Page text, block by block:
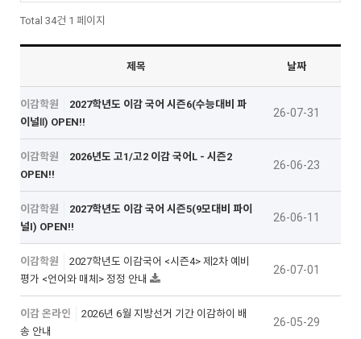
Total 34건 1 페이지
제목 날짜
이감학원
2027학년도 이감 국어 시즌6(수능대비 파
이널Ⅱ) OPEN!!
26-07-31
이감학원
2026년도 고1/고2 이감 국어L - 시즌2
OPEN!!
26-06-23
이감학원
2027학년도 이감 국어 시즌5(9모대비 파이
널I) OPEN!!
26-06-11
이감학원
2027학년도 이감국어 <시즌4> 제2차 예비
평가 <언어와 매체> 정정 안내
26-07-01
이감 온라인
2026년 6월 지방선거 기간 이감하이 배
송 안내
26-05-29